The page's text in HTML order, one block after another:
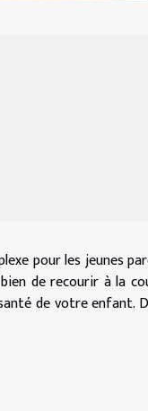
pour les jeunes
de recourir à la
de votre enfant.